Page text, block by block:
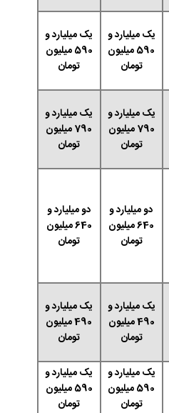
یک میلیارد و
590 میلیون
تومان
یک میلیارد و
590 میلیون
تومان
یک میلیارد و
790 میلیون
تومان
یک میلیارد و
790 میلیون
تومان
دو میلیارد و
640 میلیون
تومان
دو میلیارد و
640 میلیون
تومان
یک میلیارد و
490 میلیون
تومان
یک میلیارد و
490 میلیون
تومان
یک میلیارد و
590 میلیون
تومان
یک میلیارد و
590 میلیون
تومان